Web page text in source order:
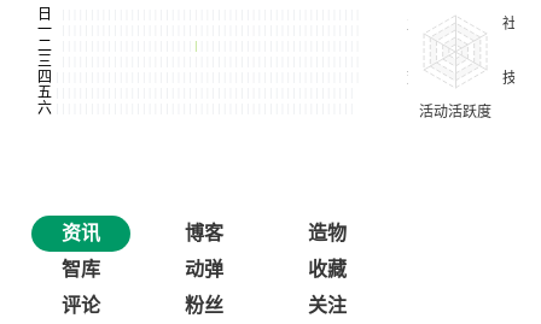
资讯 博客
造物
智库
动弹
收藏
评论
粉丝 关注